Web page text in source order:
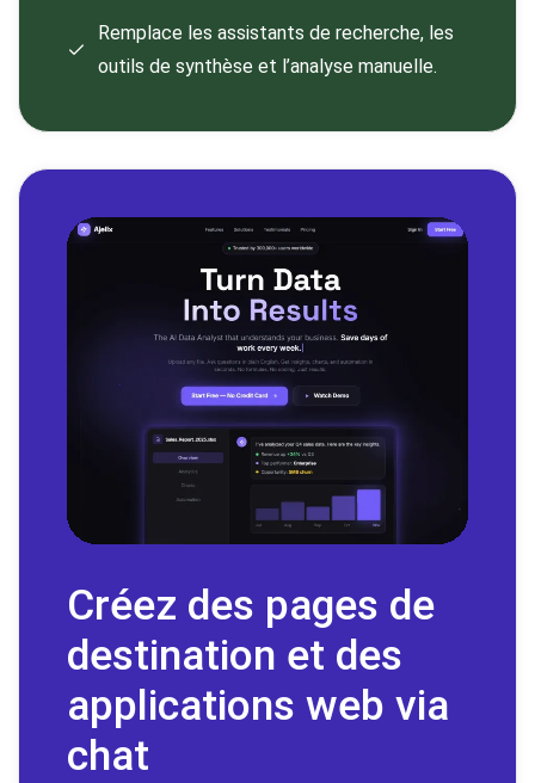
Remplace les assistants de recherche, les
outils de synthèse et l’analyse manuelle.
Créez des pages de
destination et des
applications web via
chat